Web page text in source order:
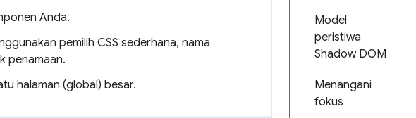
Model
peristiwa
Shadow DOM
Menangani
fokus
Anda.
pemilih CSS sederhana, nama
penamaan.
halaman (global) besar.